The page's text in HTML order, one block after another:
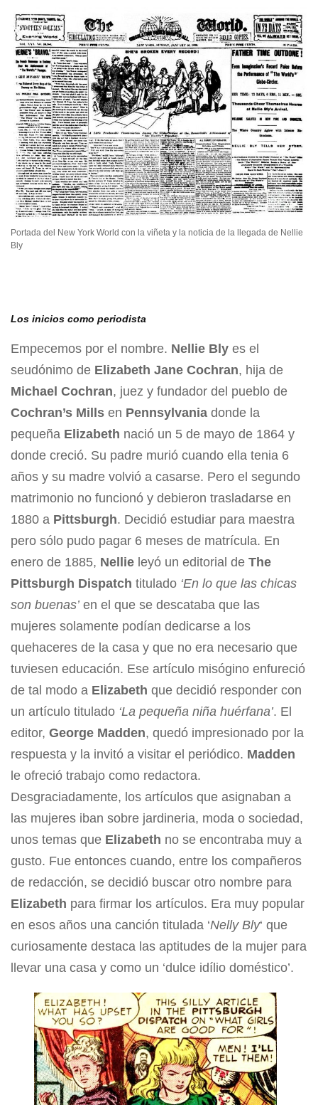
Portada del New York World con la viñeta y la noticia de la llegada de Nellie
Bly
Los inicios como periodista
Empecemos por el nombre. Nellie Bly es el
seudónimo de Elizabeth Jane Cochran, hija de
Michael Cochran, juez y fundador del pueblo de
Cochran’s Mills en Pennsylvania donde la
pequeña Elizabeth nació un 5 de mayo de 1864 y
donde creció. Su padre murió cuando ella tenia 6
años y su madre volvió a casarse. Pero el segundo
matrimonio no funcionó y debieron trasladarse en
1880 a Pittsburgh. Decidió estudiar para maestra
pero sólo pudo pagar 6 meses de matrícula. En
enero de 1885, Nellie leyó un editorial de The
Pittsburgh Dispatch titulado ‘En lo que las chicas
son buenas’ en el que se descataba que las
mujeres solamente podían dedicarse a los
quehaceres de la casa y que no era necesario que
tuviesen educación. Ese artículo misógino enfureció
de tal modo a Elizabeth que decidió responder con
un artículo titulado ‘La pequeña niña huérfana’. El
editor, George Madden, quedó impresionado por la
respuesta y la invitó a visitar el periódico. Madden
le ofreció trabajo como redactora.
Desgraciadamente, los artículos que asignaban a
las mujeres iban sobre jardineria, moda o sociedad,
unos temas que Elizabeth no se encontraba muy a
gusto. Fue entonces cuando, entre los compañeros
de redacción, se decidió buscar otro nombre para
Elizabeth para firmar los artículos. Era muy popular
en esos años una canción titulada ‘Nelly Bly‘ que
curiosamente destaca las aptitudes de la mujer para
llevar una casa y como un ‘dulce idílio doméstico’.